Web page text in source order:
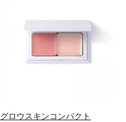
データベースPubMed及びGoogle
scholarにより国内化粧品業界にお
いて該当文献がないことを確認（ポ
ーラ化成研究所調べ）
と保湿成分を新たに配合。これまで
の乾燥・テカリへのケアはそのまま
に、肌荒れ・ニキビ予防など“今”の
肌悩みに応え、“未来”を見据えて好
アイテム同士をなじみやすくする
グロウスキンコンパクト